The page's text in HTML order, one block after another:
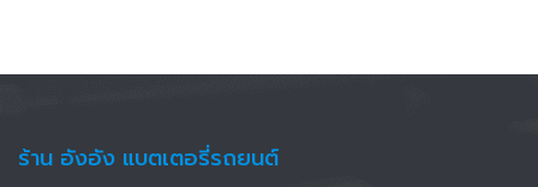
ร้าน อังอัง แบตเตอรี่รถยนต์